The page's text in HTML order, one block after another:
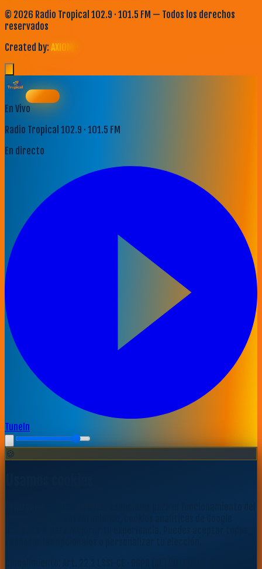
© 2026 Radio Tropical 102.9 · 101.5 FM — Todos los derechos
reservados
Created by: AXIOMA
En Vivo
Radio Tropical 102.9 · 101.5 FM
En directo
TuneIn
🍪